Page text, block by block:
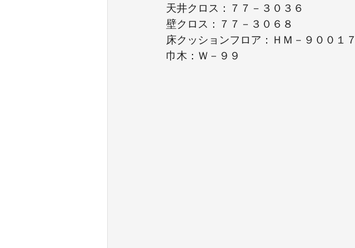
天井クロス：７７－３０３６
壁クロス：７７－３０６８
床クッションフロア：ＨＭ－９００１７
巾木：Ｗ－９９